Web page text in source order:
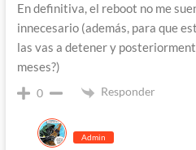
En definitiva, el reboot no me
innecesario (además, para que
las vas a detener y
meses?)
0 Responder
Admin